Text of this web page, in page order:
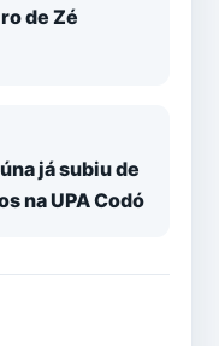
de Zé
já subiu de
na UPA Codó